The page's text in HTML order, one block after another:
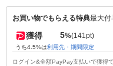
お買い物でもらえる特典最大
獲得 5%(141pt)
うち4.5%は利用先・期間限定
ログイン&全額PayPay支払いで獲得